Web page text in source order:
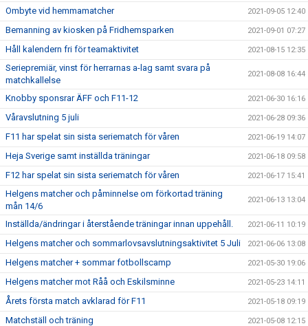
Ombyte vid hemmamatcher 2021-09-05 12:40
Bemanning av kiosken på Fridhemsparken 2021-09-01 07:27
Håll kalendern fri för teamaktivitet 2021-08-15 12:35
Seriepremiär, vinst för herrarnas a-lag samt svara på
matchkallelse
2021-08-08 16:44
Knobby sponsrar ÄFF och F11-12 2021-06-30 16:16
Våravslutning 5 juli 2021-06-28 09:36
F11 har spelat sin sista seriematch för våren 2021-06-19 14:07
Heja Sverige samt inställda träningar 2021-06-18 09:58
F12 har spelat sin sista seriematch för våren 2021-06-17 15:41
Helgens matcher och påminnelse om förkortad träning
mån 14/6
2021-06-13 13:04
Inställda/ändringar i återstående träningar innan uppehåll. 2021-06-11 10:19
Helgens matcher och sommarlovsavslutningsaktivitet 5 Juli 2021-06-06 13:08
Helgens matcher + sommar fotbollscamp 2021-05-30 19:06
Helgens matcher mot Råå och Eskilsminne 2021-05-23 14:11
Årets första match avklarad för F11 2021-05-18 09:19
Matchställ och träning 2021-05-08 12:15